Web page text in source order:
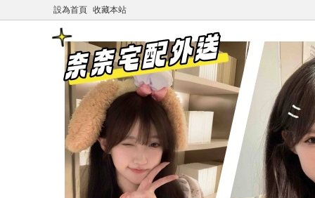
設為首頁 收藏本站